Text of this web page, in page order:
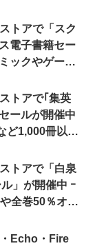
トアで「スク
電子書籍セー
ックやゲーム
トアで｢集英
ールが開催中
ど1,000冊以上
トアで「白泉
」が開催中 ｰ
全巻50％オフ
Echo・Fire